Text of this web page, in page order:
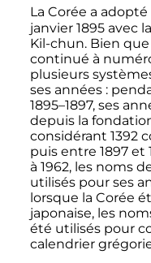
La Corée a
janvier 1895avec
Kil-chun. Bien
continué à
plusieurs
ses années :
1895–1897, ses
depuis la
considérant 1392
puis entre 1897 et
à 1962, les noms
utilisés pour ses
lorsque la Corée
japonaise, les
été utilisés pour
calendrier